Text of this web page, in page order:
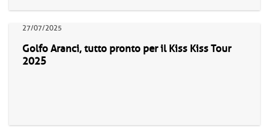
27/07/2025
Golfo Aranci, tutto pronto per il Kiss Kiss Tour
2025